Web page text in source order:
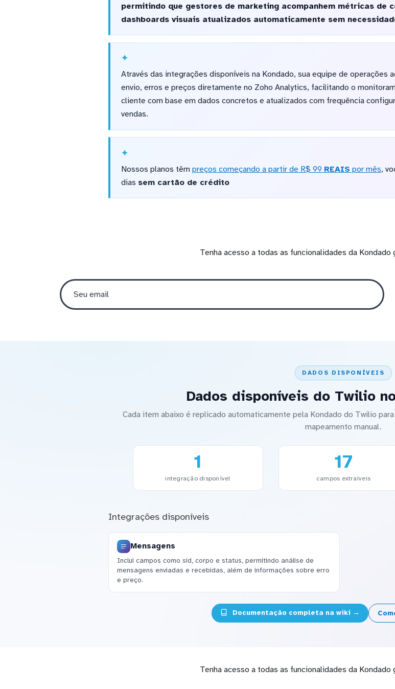
permitindo que gestores de marketing acompanhem métricas de
dashboards visuais atualizados automaticamente sem
Através das integrações disponíveis na Kondado, sua equipe de operações
envio, erros e preços diretamente no Zoho Analytics, facilitando o
cliente com base em dados concretos e atualizados com frequência
vendas.
Nossos planos têm preços começando a partir de R$ 99 REAIS por mês,
dias sem cartão de crédito
Tenha acesso a todas as funcionalidades da
DADOS DISPONÍVEIS
Dados disponíveis do Twilio
Cada item abaixo é replicado automaticamente pela Kondado do Twilio
mapeamento manual.
1
integração disponível
17
campos extraíveis
Integrações disponíveis
Mensagens
Inclui campos como sid, corpo e status, permitindo análise de
mensagens enviadas e recebidas, além de informações sobre erro
e preço.
Documentação completa na wiki →
Tenha acesso a todas as funcionalidades da